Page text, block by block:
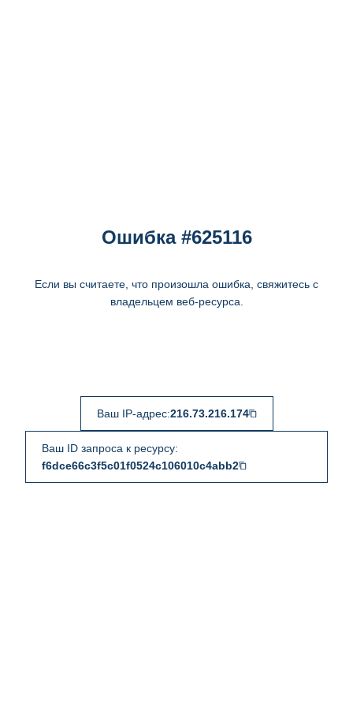
Ошибка #625116
Если вы считаете, что произошла ошибка, свяжитесь с
владельцем веб-ресурса.
Ваш IP-адрес:216.73.216.174
Ваш ID запроса к ресурсу:
f6dce66c3f5c01f0524c106010c4abb2